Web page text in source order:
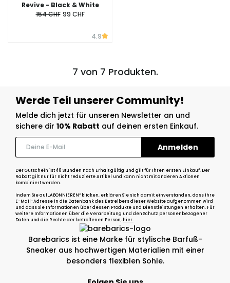
Revive - Black & White
154 CHF 99 CHF
4.9
7 von 7 Produkten.
Barebarics ist eine Marke für stylische Barfuß-
Sneaker aus hochwertigen Materialien mit einer
besonders flexiblen Sohle.
Werde Teil unserer Community!
Melde dich jetzt für unseren Newsletter an und
sichere dir 10% Rabatt auf deinen ersten Einkauf.
Der Gutschein ist 48 Stunden nach Erhalt gültig und gilt für Ihren ersten Einkauf. Der
Rabatt gilt nur für nicht reduzierte Artikel und kann nicht mit anderen Aktionen
kombiniert werden.
Indem Sie auf „ABONNIEREN“ klicken, erklären Sie sich damit einverstanden, dass Ihre
E-Mail-Adresse in die Datenbank des Betreibers dieser Website aufgenommen wird
und dass Sie Informationen über dessen Produkte und Dienstleistungen erhalten. Für
weitere Informationen über die Verarbeitung und den Schutz personenbezogener
Daten und die Rechte der betroffenen Person, hier.